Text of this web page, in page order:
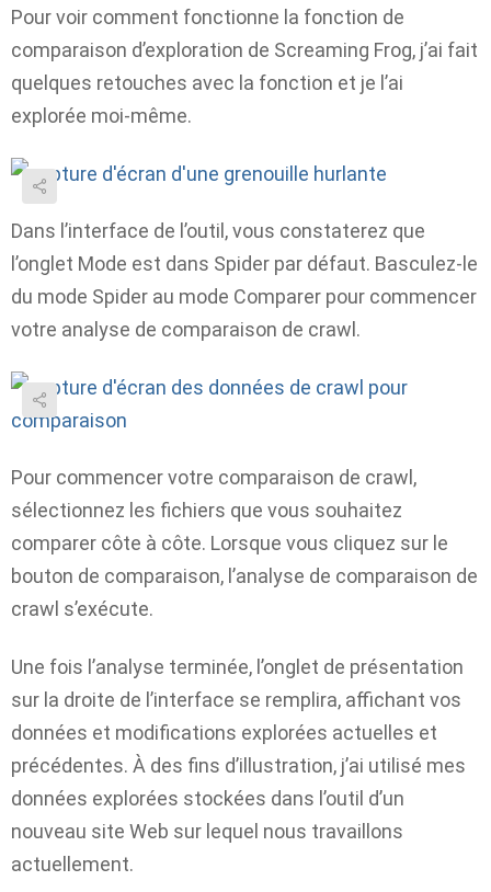
Pour voir comment fonctionne la fonction de
comparaison d’exploration de Screaming Frog, j’ai fait
quelques retouches avec la fonction et je l’ai
explorée moi-même.
Dans l’interface de l’outil, vous constaterez que
l’onglet Mode est dans Spider par défaut. Basculez-le
du mode Spider au mode Comparer pour commencer
votre analyse de comparaison de crawl.
Pour commencer votre comparaison de crawl,
sélectionnez les fichiers que vous souhaitez
comparer côte à côte. Lorsque vous cliquez sur le
bouton de comparaison, l’analyse de comparaison de
crawl s’exécute.
Une fois l’analyse terminée, l’onglet de présentation
sur la droite de l’interface se remplira, affichant vos
données et modifications explorées actuelles et
précédentes. À des fins d’illustration, j’ai utilisé mes
données explorées stockées dans l’outil d’un
nouveau site Web sur lequel nous travaillons
actuellement.